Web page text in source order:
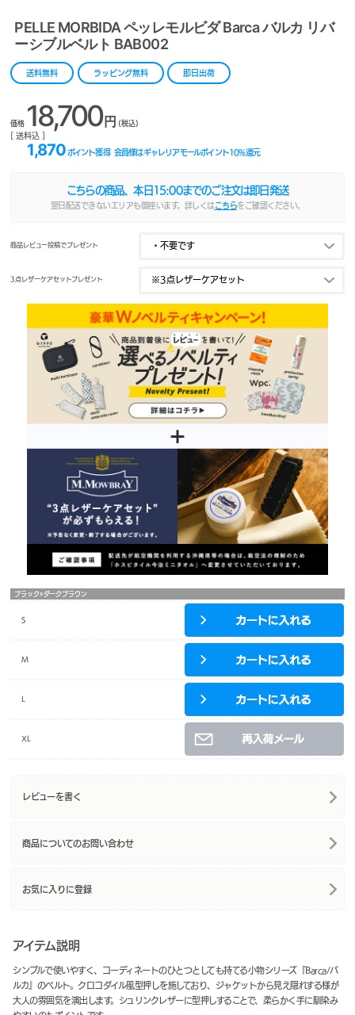
PELLE MORBIDA ペッレモルビダ Barca バルカ リバ
ーシブルベルト BAB002
送料無料 ラッピング無料 即日出荷
価格 18,700円 (税込)
[ 送料込 ]
1,870 ポイント獲得 会員様はギャレリアモールポイント10%還元
こちらの商品、本日 15:00までのご注文は即日発送
翌日配送できないエリアも御座います。詳しくは こちらをご確認ください。
商品レビュー投稿でプレゼント
3点レザーケアセットプレゼント
ブラックxダークブラウン
S
M
L
XL
レビューを書く
商品についてのお問い合わせ
お気に入りに登録
アイテム説明
シンプルで使いやすく、コーディネートのひとつとしても持てる小物シリーズ『Barca/バ
ルカ』のベルト。クロコダイル風型押しを施しており、ジャケットから見え隠れする様が
大人の雰囲気を演出します。シュリンクレザーに型押しすることで、柔らかく手に馴染み